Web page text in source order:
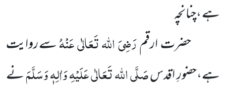
ہے ،چنانچہ
حضرت ارقمرَضِیَ اللہ تَعَالٰی عَنْہُسے روایت
ہے،حضورِ اقدسصَلَّی اللہ تَعَالٰی عَلَیْہِ وَاٰلِہٖ وَسَلَّمَنے